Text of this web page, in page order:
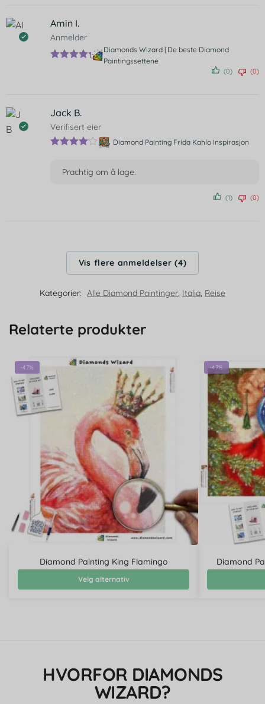
Amin I.
Anmelder
Diamonds Wizard | De beste Diamond
Paintingssettene
(0) (0)
Jack B.
Verifisert eier
Diamond Painting Frida Kahlo Inspirasjon
Prachtig om å lage.
(1) (0)
Vis flere anmeldelser (4)
Kategorier: Alle Diamond Paintinger, Italia, Reise
Relaterte produkter
-47%
Diamond Painting King Flamingo
Velg alternativ
-47%
Diamond
HVORFOR DIAMONDS
WIZARD?